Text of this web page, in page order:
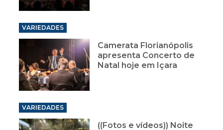
VARIEDADES
Camerata Florianópolis
apresenta Concerto de
Natal hoje em Içara
VARIEDADES
((Fotos e vídeos)) Noite